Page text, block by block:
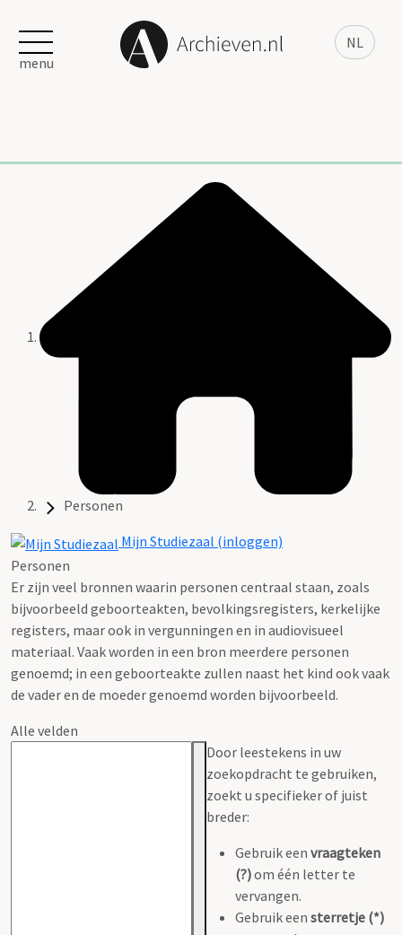
NL
menu
Personen
Mijn Studiezaal (inloggen)
Personen
Er zijn veel bronnen waarin personen centraal staan, zoals
bijvoorbeeld geboorteakten, bevolkingsregisters, kerkelijke
registers, maar ook in vergunningen en in audiovisueel
materiaal. Vaak worden in een bron meerdere personen
genoemd; in een geboorteakte zullen naast het kind ook vaak
de vader en de moeder genoemd worden bijvoorbeeld.
Alle velden
Door leestekens in uw
zoekopdracht te gebruiken,
zoekt u specifieker of juist
breder:
Gebruik een vraagteken
(?)om één letter te
vervangen.
Gebruik een sterretje (*)